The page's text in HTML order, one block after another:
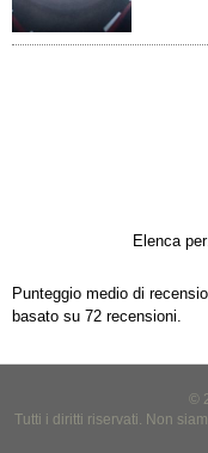
Elenca
Punteggio medio di
basato su 72 recensioni.
©
Tutti i diritti riservati. Non